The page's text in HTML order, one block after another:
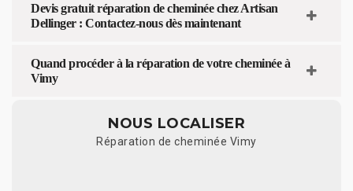
Devis gratuit réparation de cheminée chez Artisan
Dellinger : Contactez-nous dès maintenant
Quand procéder à la réparation de votre cheminée à
Vimy
NOUS LOCALISER
Réparation de cheminée Vimy